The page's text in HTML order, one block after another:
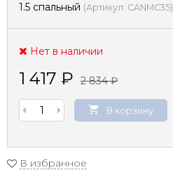
1.5 спальный (Артикул: CANMC35)
Нет в наличии
1 417 ₽ 2 834₽
В корзину
В избранное